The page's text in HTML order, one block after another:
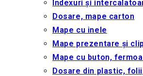
Indexuri și
Dosare, mape carton
Mape cu inele
Mape prezentare și
Mape cu buton,
Dosare din plastic,